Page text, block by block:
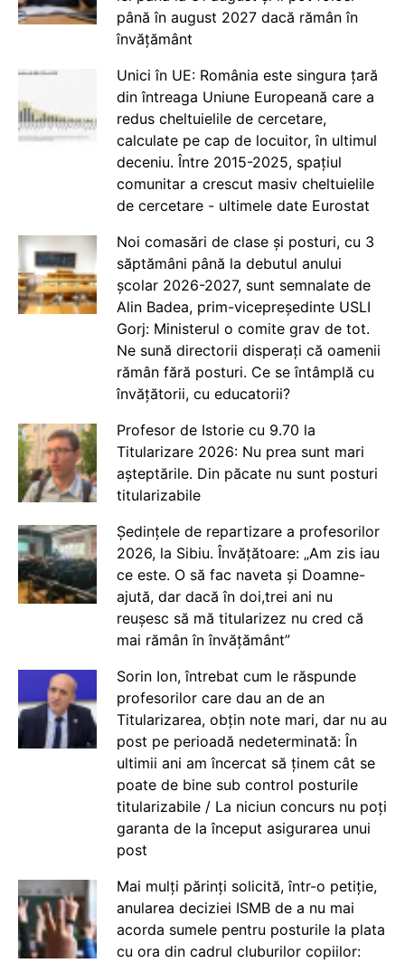
până în august 2027 dacă rămân în
învățământ
Unici în UE: România este singura țară
din întreaga Uniune Europeană care a
redus cheltuielile de cercetare,
calculate pe cap de locuitor, în ultimul
deceniu. Între 2015-2025, spațiul
comunitar a crescut masiv cheltuielile
de cercetare - ultimele date Eurostat
Noi comasări de clase și posturi, cu 3
săptămâni până la debutul anului
școlar 2026-2027, sunt semnalate de
Alin Badea, prim-vicepreședinte USLI
Gorj: Ministerul o comite grav de tot.
Ne sună directorii disperați că oamenii
rămân fără posturi. Ce se întâmplă cu
învățătorii, cu educatorii?
Profesor de Istorie cu 9.70 la
Titularizare 2026: Nu prea sunt mari
așteptările. Din păcate nu sunt posturi
titularizabile
Ședințele de repartizare a profesorilor
2026, la Sibiu. Învățătoare: „Am zis iau
ce este. O să fac naveta și Doamne-
ajută, dar dacă în doi,trei ani nu
reușesc să mă titularizez nu cred că
mai rămân în învățământ”
Sorin Ion, întrebat cum le răspunde
profesorilor care dau an de an
Titularizarea, obțin note mari, dar nu au
post pe perioadă nedeterminată: În
ultimii ani am încercat să ținem cât se
poate de bine sub control posturile
titularizabile / La niciun concurs nu poți
garanta de la început asigurarea unui
post
Mai mulți părinți solicită, într-o petiție,
anularea deciziei ISMB de a nu mai
acorda sumele pentru posturile la plata
cu ora din cadrul cluburilor copiilor: